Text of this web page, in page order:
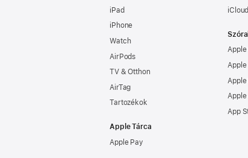
iPad
iPhone
Watch
AirPods
TV & Otthon
AirTag
Tartozékok
Apple Tárca
Apple Pay
Apple
Apple
App